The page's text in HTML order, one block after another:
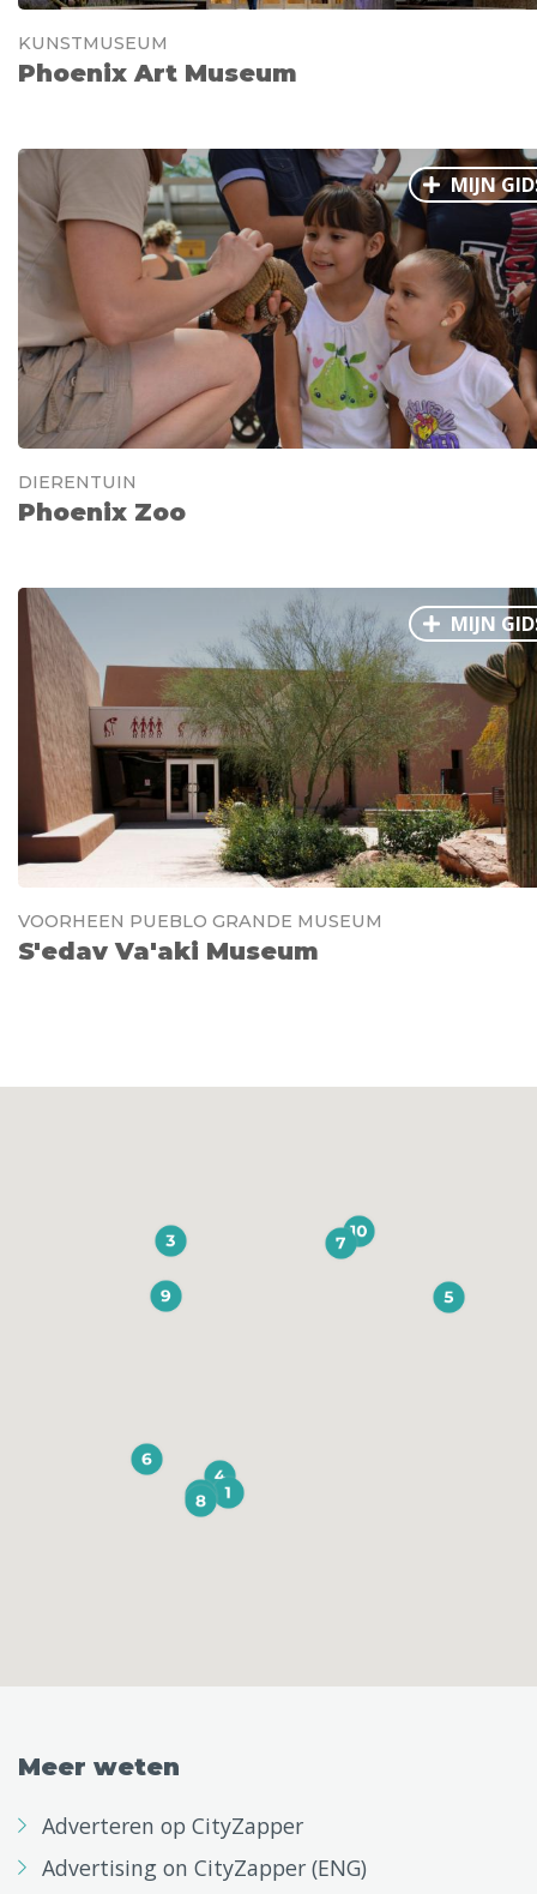
KUNSTMUSEUM
Phoenix Art Museum
MIJN
DIERENTUIN
Phoenix Zoo
MIJN
VOORHEEN PUEBLO GRANDE MUSEUM
S'edav Va'aki Museum
Meer weten
Adverteren op CityZapper
Advertising on CityZapper (ENG)